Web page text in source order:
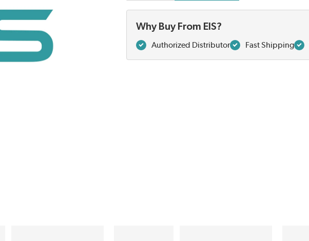
Why Buy From EIS?
Authorized Distributor Fast Shipping